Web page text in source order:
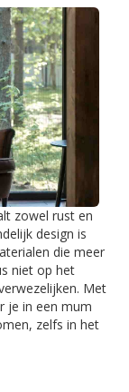
zowel rust en
design is
die meer
niet op het
Met
je in een mum
zelfs in het